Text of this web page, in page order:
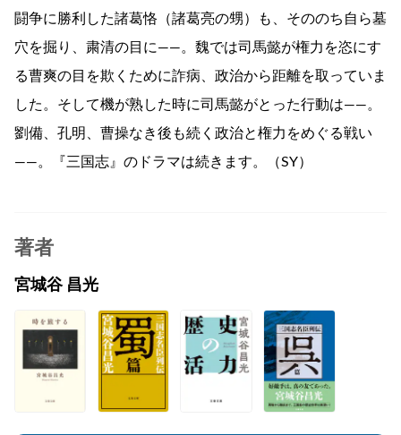
闘争に勝利した諸葛恪（諸葛亮の甥）も、そののち自ら墓
穴を掘り、粛清の目に――。魏では司馬懿が権力を恣にす
る曹爽の目を欺くために詐病、政治から距離を取っていま
した。そして機が熟した時に司馬懿がとった行動は――。
劉備、孔明、曹操なき後も続く政治と権力をめぐる戦い
――。『三国志』のドラマは続きます。（SY）
著者
宮城谷 昌光